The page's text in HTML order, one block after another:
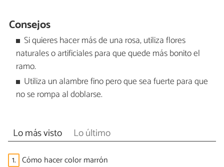
Consejos
Si quieres hacer más de una rosa, utiliza flores
naturales o artificiales para que quede más bonito el
ramo.
Utiliza un alambre fino pero que sea fuerte para que
no se rompa al doblarse.
Lo más visto Lo último
1. Cómo hacer color marrón